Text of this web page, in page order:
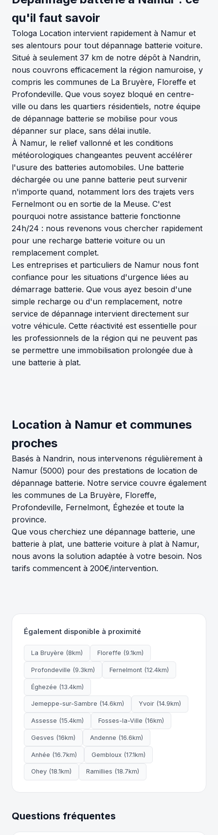
qu'il faut savoir
Tologa Location intervient rapidement à Namur et
ses alentours pour tout dépannage batterie voiture.
Situé à seulement 37 km de notre dépôt à Nandrin,
nous couvrons efficacement la région namuroise, y
compris les communes de La Bruyère, Floreffe et
Profondeville. Que vous soyez bloqué en centre-
ville ou dans les quartiers résidentiels, notre équipe
de dépannage batterie se mobilise pour vous
dépanner sur place, sans délai inutile.
À Namur, le relief vallonné et les conditions
météorologiques changeantes peuvent accélérer
l'usure des batteries automobiles. Une batterie
déchargée ou une panne batterie peut survenir
n'importe quand, notamment lors des trajets vers
Fernelmont ou en sortie de la Meuse. C'est
pourquoi notre assistance batterie fonctionne
24h/24 : nous revenons vous chercher rapidement
pour une recharge batterie voiture ou un
remplacement complet.
Les entreprises et particuliers de Namur nous font
confiance pour les situations d'urgence liées au
démarrage batterie. Que vous ayez besoin d'une
simple recharge ou d'un remplacement, notre
service de dépannage intervient directement sur
votre véhicule. Cette réactivité est essentielle pour
les professionnels de la région qui ne peuvent pas
se permettre une immobilisation prolongée due à
une batterie à plat.
Location à Namur et communes
proches
Basés à Nandrin, nous intervenons régulièrement à
Namur (5000) pour des prestations de location de
dépannage batterie. Notre service couvre également
les communes de La Bruyère, Floreffe,
Profondeville, Fernelmont, Éghezée et toute la
province.
Que vous cherchiez une dépannage batterie, une
batterie à plat, une batterie voiture à plat à Namur,
nous avons la solution adaptée à votre besoin. Nos
tarifs commencent à 200€/intervention.
Également disponible à proximité
La Bruyère (8km) Floreffe (9.1km)
Profondeville (9.3km) Fernelmont (12.4km)
Éghezée (13.4km)
Jemeppe-sur-Sambre (14.6km) Yvoir (14.9km)
Assesse (15.4km) Fosses-la-Ville (16km)
Gesves (16km) Andenne (16.6km)
Anhée (16.7km) Gembloux (17.1km)
Ohey (18.1km) Ramillies (18.7km)
Questions fréquentes